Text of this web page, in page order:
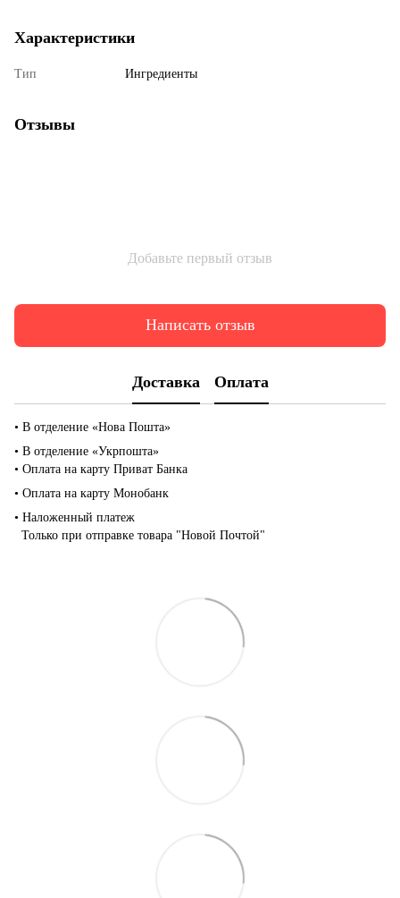
Характеристики
Тип Ингредиенты
Отзывы
Добавьте первый отзыв
Написать отзыв
Доставка Оплата
• В отделение «Нова Пошта»
• В отделение «Укрпошта»
• Оплата на карту Приват Банка
• Оплата на карту Монобанк
• Наложенный платеж
Только при отправке товара "Новой Почтой"